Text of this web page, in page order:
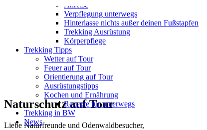
Anreise
Verpflegung unterwegs
Hinterlasse nichts außer deinen Fußstapfen
Trekking Ausrüstung
Körperpflege
Trekking Tipps
Wetter auf Tour
Feuer auf Tour
Orientierung auf Tour
Ausrüstungstipps
Kochen und Ernährung
Rezepte für unterwegs
Trekking in BW
News
Naturschutz auf Tour
Liebe Naturfreunde und Odenwaldbesucher,